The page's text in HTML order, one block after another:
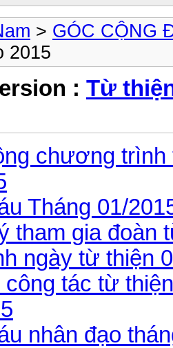
> GÓC CỘNG
2015
: Từ
chương trình
Tháng 01/
tham gia đoàn
ngày từ thiện
công tác từ
nhân đạo